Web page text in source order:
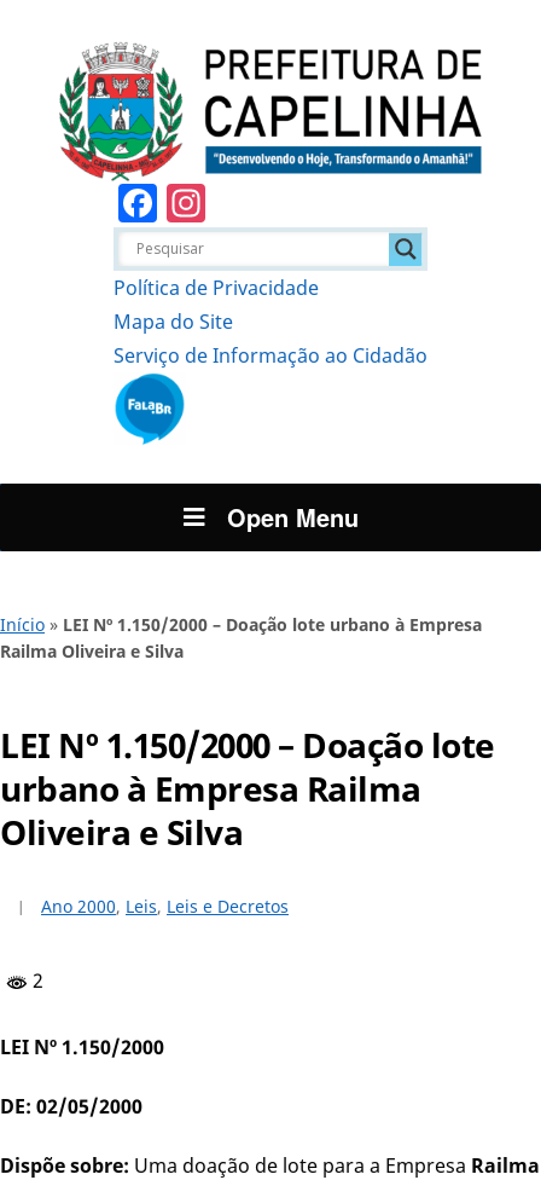
Facebook
Política de Privacidade
Mapa do Site
Serviço de Informação ao Cidadão
Open Menu
Início » LEI Nº 1.150/2000 – Doação lote urbano à Empresa
Railma Oliveira e Silva
LEI Nº 1.150/2000 – Doação lote
urbano à Empresa Railma
Oliveira e Silva
Ano 2000, Leis, Leis e Decretos
2
LEI Nº 1.150/2000
DE: 02/05/2000
Dispõe sobre: Uma doação de lote para a Empresa Railma